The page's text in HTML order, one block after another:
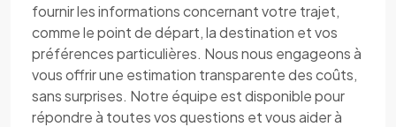
fournir les informations concernant votre trajet,
comme le point de départ, la destination et vos
préférences particulières. Nous nous engageons à
vous offrir une estimation transparente des coûts,
sans surprises. Notre équipe est disponible pour
répondre à toutes vos questions et vous aider à